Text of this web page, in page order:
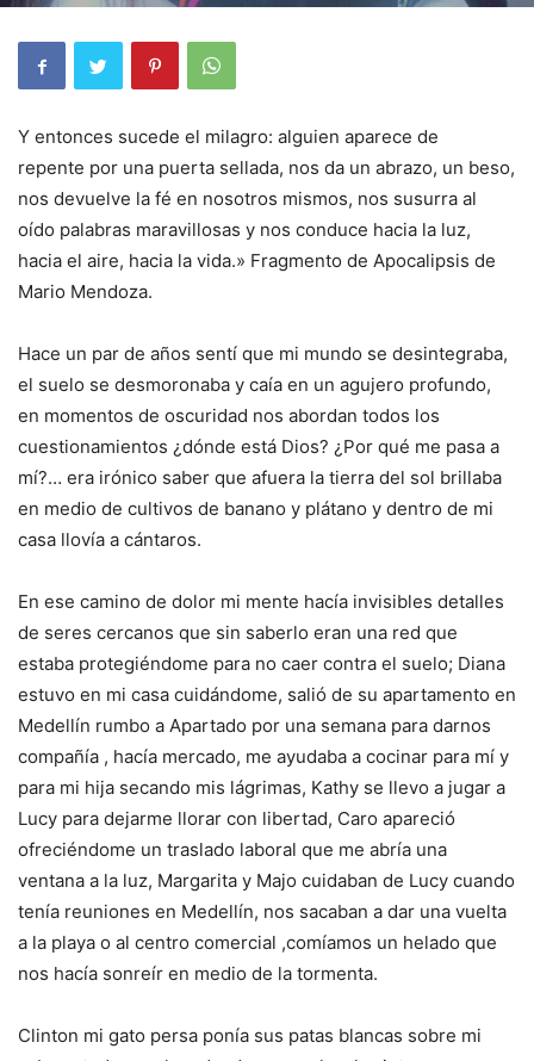
Y entonces sucede el milagro: alguien aparece de
repente por una puerta sellada, nos da un abrazo, un beso,
nos devuelve la fé en nosotros mismos, nos susurra al
oído palabras maravillosas y nos conduce hacia la luz,
hacia el aire, hacia la vida.» Fragmento de Apocalipsis de
Mario Mendoza.
Hace un par de años sentí que mi mundo se desintegraba,
el suelo se desmoronaba y caía en un agujero profundo,
en momentos de oscuridad nos abordan todos los
cuestionamientos ¿dónde está Dios? ¿Por qué me pasa a
mí?… era irónico saber que afuera la tierra del sol brillaba
en medio de cultivos de banano y plátano y dentro de mi
casa llovía a cántaros.
En ese camino de dolor mi mente hacía invisibles detalles
de seres cercanos que sin saberlo eran una red que
estaba protegiéndome para no caer contra el suelo; Diana
estuvo en mi casa cuidándome, salió de su apartamento en
Medellín rumbo a Apartado por una semana para darnos
compañía , hacía mercado, me ayudaba a cocinar para mí y
para mi hija secando mis lágrimas, Kathy se llevo a jugar a
Lucy para dejarme llorar con libertad, Caro apareció
ofreciéndome un traslado laboral que me abría una
ventana a la luz, Margarita y Majo cuidaban de Lucy cuando
tenía reuniones en Medellín, nos sacaban a dar una vuelta
a la playa o al centro comercial ,comíamos un helado que
nos hacía sonreír en medio de la tormenta.
Clinton mi gato persa ponía sus patas blancas sobre mi